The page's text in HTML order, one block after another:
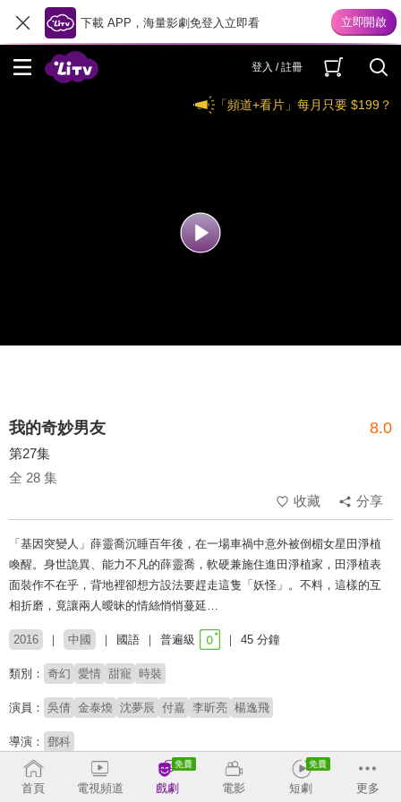
下載 APP，海量影劇免登入立即看
登入 / 註冊
「頻道+看片」每月只要 $199？
我的奇妙男友 8.0
第27集
全 28 集
收藏
分享
「基因突變人」薛靈喬沉睡百年後，在一場車禍中意外被倒楣女星田淨植
喚醒。身世詭異、能力不凡的薛靈喬，軟硬兼施住進田淨植家，田淨植表
面裝作不在乎，背地裡卻想方設法要趕走這隻「妖怪」。不料，這樣的互
相折磨，竟讓兩人曖昧的情絲悄悄蔓延…
2016 中國 國語 普遍級 45 分鐘
類別： 奇幻 愛情 甜寵 時裝
演員： 吳倩 金泰煥 沈夢辰 付嘉 李昕亮 楊逸飛
導演： 鄧科
首頁 電視頻道 戲劇 電影 短劇 更多